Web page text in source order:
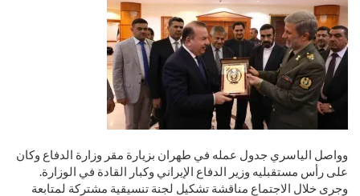
وواصل الياسري جدول عمله في طهران بزيارة مقر وزارة الدفاع وكان
على رأس مستقبليه وزير الدفاع الإيراني وكبار القادة في الوزارة.
وجرى خلال الاجتماع مناقشة تشكيل لجنة تنسيقية مشتركة لمتابعة